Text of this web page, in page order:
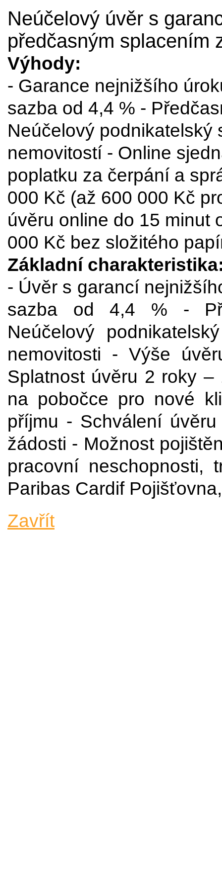
Neúčelový úvěr s
předčasným splacením
Výhody:
- Garance nejnižšího
sazba od 4,4 % -
Neúčelový podnikatelský
nemovitostí - Online
poplatku za čerpání a
000 Kč (až 600 000 Kč
úvěru online do 15 minut
000 Kč bez složitého
Základní
- Úvěr s garancí
sazba od 4,4 % -
Neúčelový
nemovitosti - Výše
Splatnost úvěru 2 roky
na pobočce pro nové
příjmu - Schválení
žádosti - Možnost
pracovní neschopnosti,
Paribas Cardif
Zavřít